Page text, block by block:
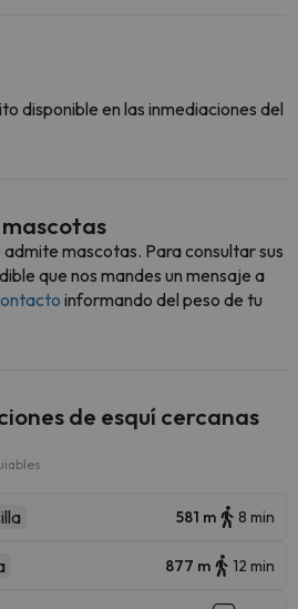
disponible en las inmediaciones del
mascotas. Para consultar sus
que nos mandes un mensaje a
informando del peso de tu
de esquí cercanas
581 m 8 min
877 m 12 min